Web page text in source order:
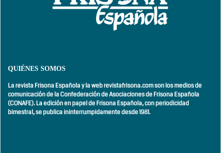
QUIÉNES SOMOS
La revista Frisona Española y la web revistafrisona.com son los medios de
comunicación de la Confederación de Asociaciones de Frisona Española
(CONAFE). La edición en papel de Frisona Española, conperiodicidad
bimestral,se publica ininterrumpidamente desde 1981.